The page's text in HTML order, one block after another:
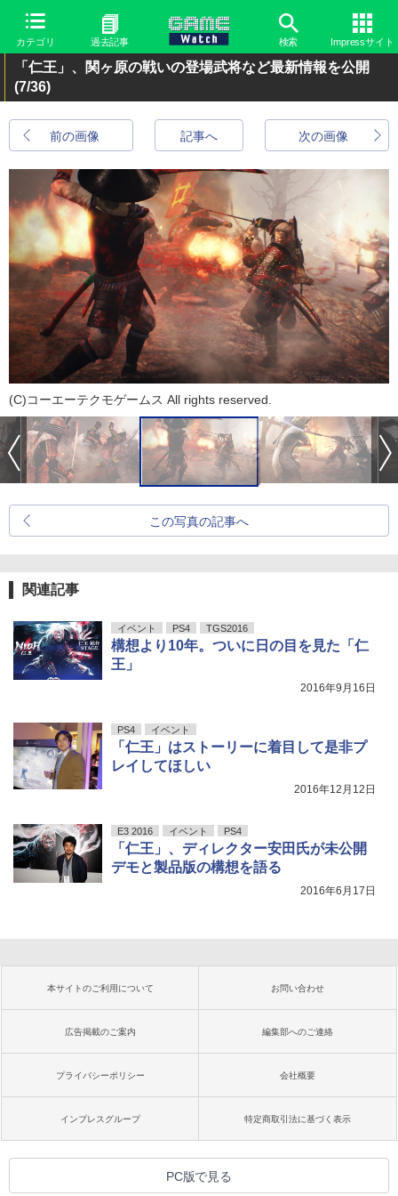
カテゴリ 過去記事 検索 Impressサイト
「仁王」、関ヶ原の戦いの登場武将など最新情報を公開
(7/36)
前の画像 次の画像
記事へ
(C)コーエーテクモゲームス All rights reserved.
この写真の記事へ
関連記事
イベント PS4 TGS2016
構想より10年。ついに日の目を見た「仁
王」
2016年9月16日
PS4 イベント
「仁王」はストーリーに着目して是非プ
レイしてほしい
2016年12月12日
E3 2016 イベント PS4
「仁王」、ディレクター安田氏が未公開
デモと製品版の構想を語る
2016年6月17日
本サイトのご利用について お問い合わせ
広告掲載のご案内 編集部へのご連絡
プライバシーポリシー 会社概要
インプレスグループ 特定商取引法に基づく表示
PC版で見る